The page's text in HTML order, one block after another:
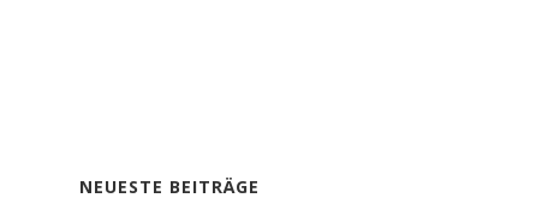
NEUESTE BEITRÄGE